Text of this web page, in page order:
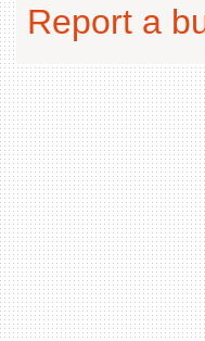
Report a